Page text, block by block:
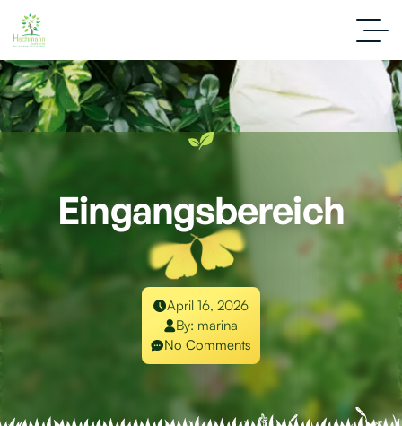
Eingangsbereich
April 16, 2026
By: marina
No Comments